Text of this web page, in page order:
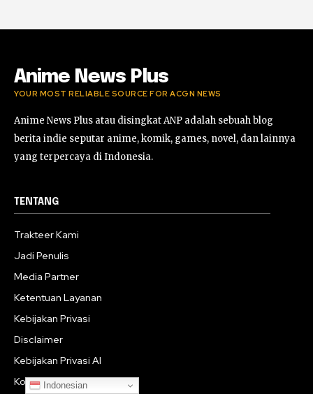
02:47
Anime News Plus
YOUR MOST RELIABLE SOURCE FOR ACGN NEWS
Anime News Plus atau disingkat ANP adalah sebuah blog
berita indie seputar anime, komik, games, novel, dan lainnya
yang terpercaya di Indonesia.
TENTANG
Trakteer Kami
Jadi Penulis
Media Partner
Ketentuan Layanan
Kebijakan Privasi
Disclaimer
Kebijakan Privasi AI
Kontak Informasi
Indonesian